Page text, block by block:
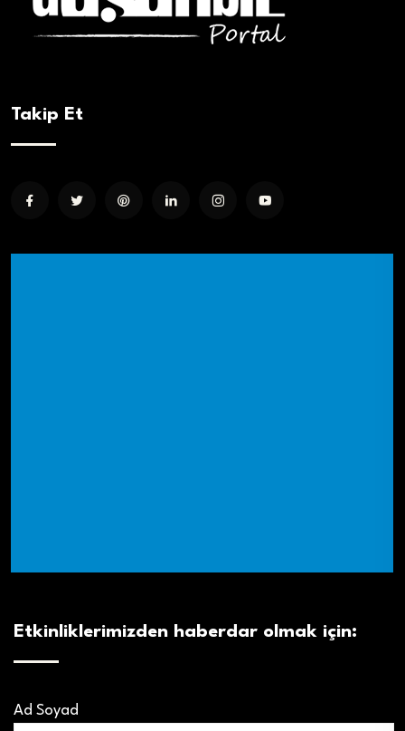
Takip Et
Etkinliklerimizden haberdar olmak için:
Ad Soyad